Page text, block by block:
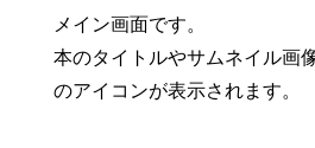
メイン画面です。
本のタイトルやサムネイル画
のアイコンが表示されます。